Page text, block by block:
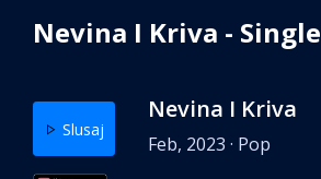
Nevina I Kriva - Single
Slusaj
Nevina I Kriva
Feb, 2023 · Pop